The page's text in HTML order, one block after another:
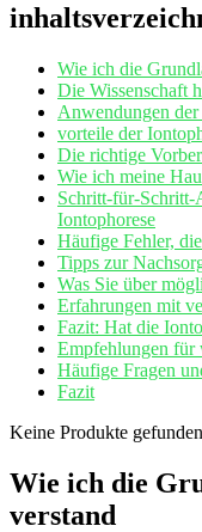
Wie ⁤ich die
Die Wissenschaft
Anwendungen​
vorteile der
Die richtige
Wie ich meine
Schritt-für-
Iontophorese
Häufige Fehler,
Tipps ​zur
Was Sie über
Erfahrungen mit
Fazit: ⁢Hat⁢ die
Empfehlungen für
Häufige Fragen
Fazit
Keine Produkte
Wie ‌ich die
verstand